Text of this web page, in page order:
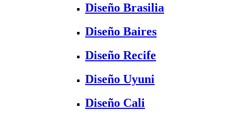
Diseño Brasilia
Diseño Baires
Diseño Recife
Diseño Uyuni
Diseño Cali